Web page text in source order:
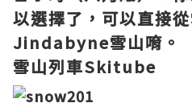
以選擇了，可以直接
Jindabyne雪山唷。
雪山列車Skitube